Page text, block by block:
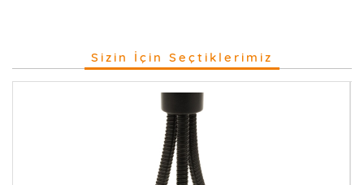
Sizin İçin Seçtiklerimiz